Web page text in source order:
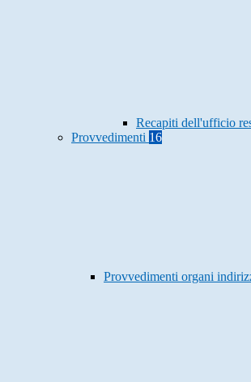
Recapiti dell'ufficio
Provvedimenti 16
Provvedimenti organi